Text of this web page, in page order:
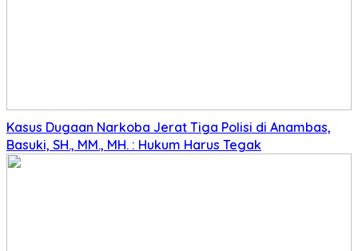
Kasus Dugaan Narkoba Jerat Tiga Polisi di Anambas,
Basuki, SH., MM., MH. : Hukum Harus Tegak